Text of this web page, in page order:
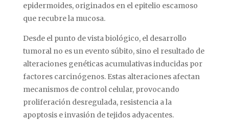
epidermoides, originados en el epitelio escamoso
que recubrela mucosa.
Desde el punto devistabiológico, el desarrollo
tumoral no esun evento súbito, sino el resultado de
alteraciones genéticas acumulativasinducidas por
factores carcinógenos. Estas alteraciones afectan
mecanismos de control celular, provocando
proliferación desregulada, resistencia ala
apoptosis einvasión detejidos adyacentes.